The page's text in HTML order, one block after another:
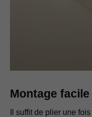
Montage facile
Il suffit de plier une